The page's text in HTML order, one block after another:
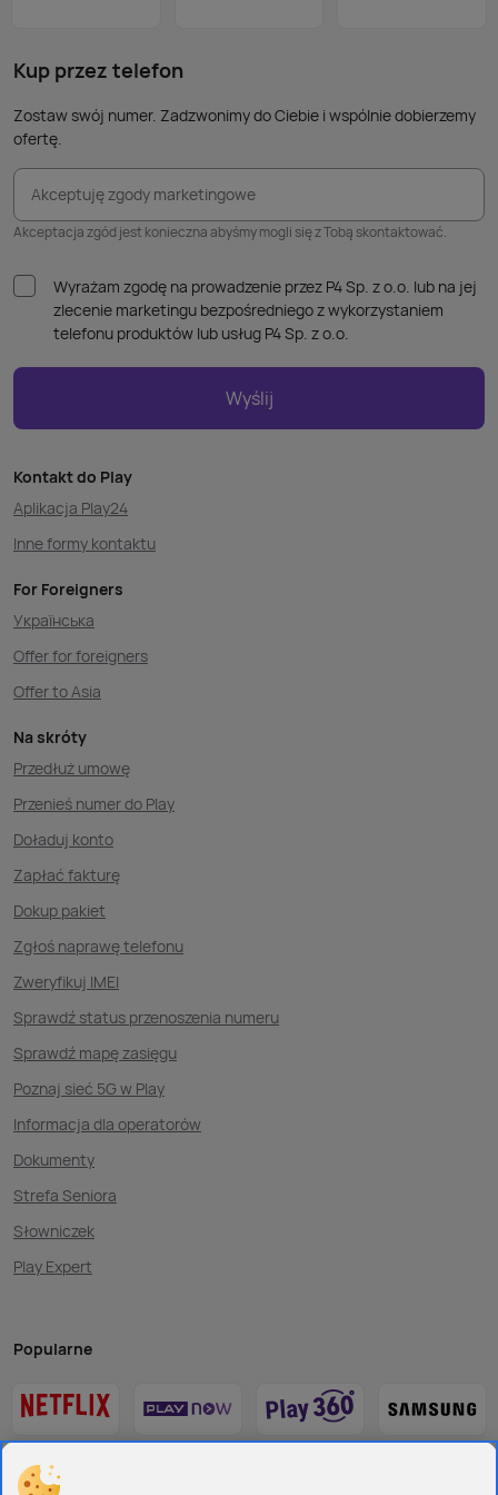
Kup przez telefon
Zostaw swój numer. Zadzwonimy do Ciebie i wspólnie dobierzemy
ofertę.
Akceptuję zgody marketingowe
Akceptacja zgód jest konieczna abyśmy mogli się z Tobą skontaktować.
Wyrażam zgodę na prowadzenie przez P4 Sp. z o.o. lub na jej
zlecenie marketingu bezpośredniego z wykorzystaniem
telefonu produktów lub usług P4 Sp. z o.o.
Wyślij
Kontakt do Play
Aplikacja Play24
Inne formy kontaktu
For Foreigners
Українська
Offer for foreigners
Offer to Asia
Na skróty
Przedłuż umowę
Przenieś numer do Play
Doładuj konto
Zapłać fakturę
Dokup pakiet
Zgłoś naprawę telefonu
Zweryfikuj IMEI
Sprawdź status przenoszenia numeru
Sprawdź mapę zasięgu
Poznaj sieć 5G w Play
Informacja dla operatorów
Dokumenty
Strefa Seniora
Słowniczek
Play Expert
Popularne